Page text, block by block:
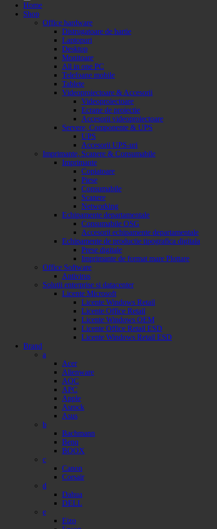
Home
Shop
Office hardware
Distrugatoare de hartie
Laptopuri
Desktop
Monitoare
All in one PC
Telefoane mobile
Tablete
Videoproiectoare & Accesorii
Videoproiectoare
Ecrane de proiectie
Accesorii videoproiectoare
Servere, Componente & UPS
UPS
Accesorii UPS-uri
Imprimante, Scanere & Consumabile
Imprimante
Copiatoare
Piese
Consumabile
Scanere
Networking
Echipamente departamentale
Consumabile OSG
Accesorii echipamente departamentale
Echipamente de productie tipografica digitala
Prese digitale
Imprimante de format mare Plottare
Office Software
Antivirus
Solutii enterprise si datacenter
Licente Microsoft
Licente Windows Retail
Licente Office Retail
Licente Windows OEM
Licente Office Retail ESD
Licente Windows Retail ESD
Brand
a
Acer
Alienware
AOC
APC
Apple
Asrock
Asus
b
Bachmann
Benq
BOOX
c
Canon
Corsair
d
Dahua
DELL
e
Eizo